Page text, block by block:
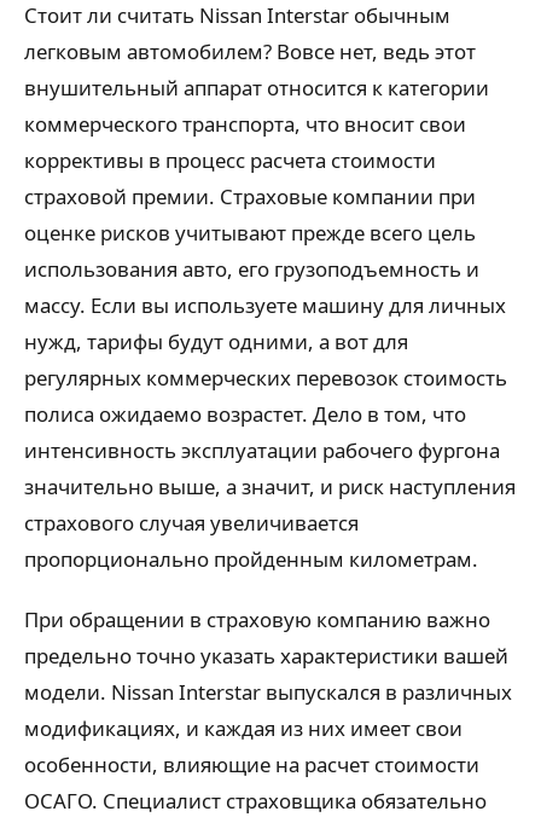
Стоит ли считать Nissan Interstar обычным
легковым автомобилем? Вовсе нет, ведь этот
внушительный аппарат относится к категории
коммерческого транспорта, что вносит свои
коррективы в процесс расчета стоимости
страховой премии. Страховые компании при
оценке рисков учитывают прежде всего цель
использования авто, его грузоподъемность и
массу. Если вы используете машину для личных
нужд, тарифы будут одними, а вот для
регулярных коммерческих перевозок стоимость
полиса ожидаемо возрастет. Дело в том, что
интенсивность эксплуатации рабочего фургона
значительно выше, а значит, и риск наступления
страхового случая увеличивается
пропорционально пройденным километрам.
При обращении в страховую компанию важно
предельно точно указать характеристики вашей
модели. Nissan Interstar выпускался в различных
модификациях, и каждая из них имеет свои
особенности, влияющие на расчет стоимости
ОСАГО. Специалист страховщика обязательно